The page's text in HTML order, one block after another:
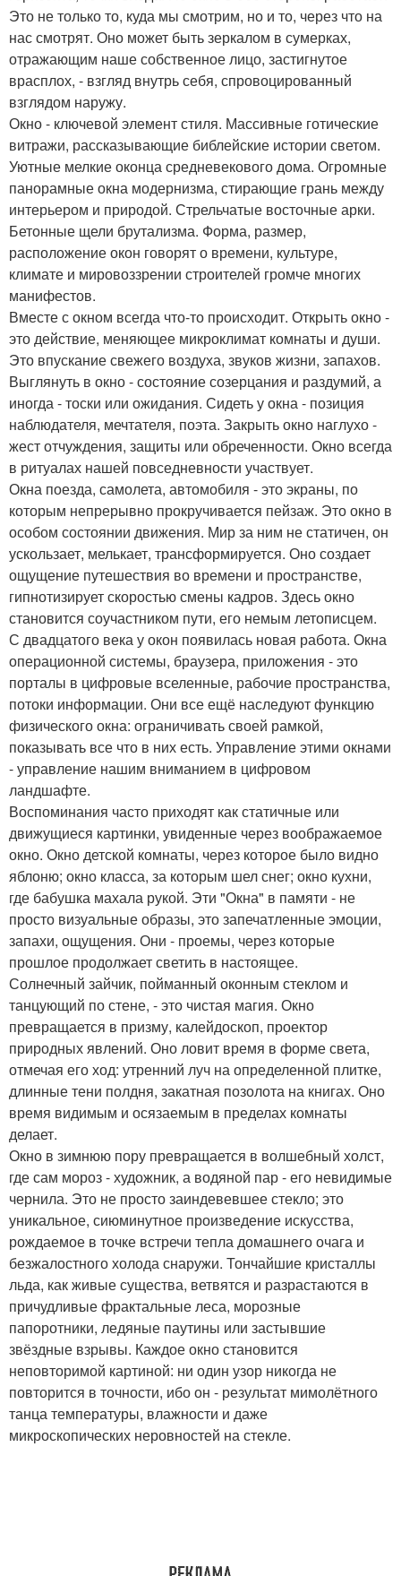
Это не только то, куда мы смотрим, но и то, через что на
нас смотрят. Оно может быть зеркалом в сумерках,
отражающим наше собственное лицо, застигнутое
врасплох, - взгляд внутрь себя, спровоцированный
взглядом наружу.
Окно - ключевой элемент стиля. Массивные готические
витражи, рассказывающие библейские истории светом.
Уютные мелкие оконца средневекового дома. Огромные
панорамные окна модернизма, стирающие грань между
интерьером и природой. Стрельчатые восточные арки.
Бетонные щели брутализма. Форма, размер,
расположение окон говорят о времени, культуре,
климате и мировоззрении строителей громче многих
манифестов.
Вместе с окном всегда что-то происходит. Открыть окно -
это действие, меняющее микроклимат комнаты и души.
Это впускание свежего воздуха, звуков жизни, запахов.
Выглянуть в окно - состояние созерцания и раздумий, а
иногда - тоски или ожидания. Сидеть у окна - позиция
наблюдателя, мечтателя, поэта. Закрыть окно наглухо -
жест отчуждения, защиты или обреченности. Окно всегда
в ритуалах нашей повседневности участвует.
Окна поезда, самолета, автомобиля - это экраны, по
которым непрерывно прокручивается пейзаж. Это окно в
особом состоянии движения. Мир за ним не статичен, он
ускользает, мелькает, трансформируется. Оно создает
ощущение путешествия во времени и пространстве,
гипнотизирует скоростью смены кадров. Здесь окно
становится соучастником пути, его немым летописцем.
С двадцатого века у окон появилась новая работа. Окна
операционной системы, браузера, приложения - это
порталы в цифровые вселенные, рабочие пространства,
потоки информации. Они все ещё наследуют функцию
физического окна: ограничивать своей рамкой,
показывать все что в них есть. Управление этими окнами
- управление нашим вниманием в цифровом
ландшафте.
Воспоминания часто приходят как статичные или
движущиеся картинки, увиденные через воображаемое
окно. Окно детской комнаты, через которое было видно
яблоню; окно класса, за которым шел снег; окно кухни,
где бабушка махала рукой. Эти "Окна" в памяти - не
просто визуальные образы, это запечатленные эмоции,
запахи, ощущения. Они - проемы, через которые
прошлое продолжает светить в настоящее.
Солнечный зайчик, пойманный оконным стеклом и
танцующий по стене, - это чистая магия. Окно
превращается в призму, калейдоскоп, проектор
природных явлений. Оно ловит время в форме света,
отмечая его ход: утренний луч на определенной плитке,
длинные тени полдня, закатная позолота на книгах. Оно
время видимым и осязаемым в пределах комнаты
делает.
Окно в зимнюю пору превращается в волшебный холст,
где сам мороз - художник, а водяной пар - его невидимые
чернила. Это не просто заиндевевшее стекло; это
уникальное, сиюминутное произведение искусства,
рождаемое в точке встречи тепла домашнего очага и
безжалостного холода снаружи. Тончайшие кристаллы
льда, как живые существа, ветвятся и разрастаются в
причудливые фрактальные леса, морозные
папоротники, ледяные паутины или застывшие
звёздные взрывы. Каждое окно становится
неповторимой картиной: ни один узор никогда не
повторится в точности, ибо он - результат мимолётного
танца температуры, влажности и даже
микроскопических неровностей на стекле.